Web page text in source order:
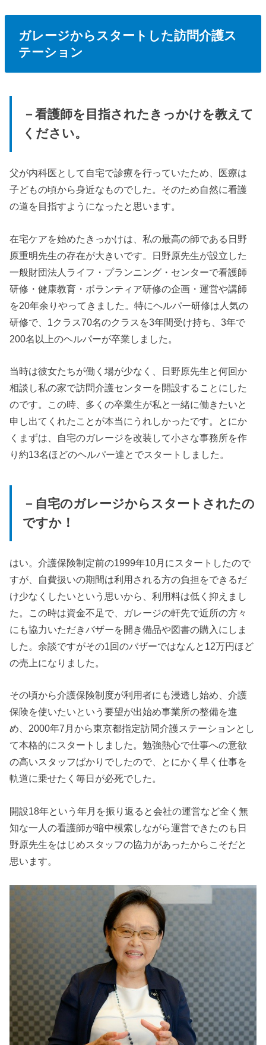
ガレージからスタートした訪問介護ス
テーション
－看護師を目指されたきっかけを教えて
ください。
父が内科医として自宅で診療を行っていたため、医療は
子どもの頃から身近なものでした。そのため自然に看護
の道を目指すようになったと思います。
在宅ケアを始めたきっかけは、私の最高の師である日野
原重明先生の存在が大きいです。日野原先生が設立した
一般財団法人ライフ・プランニング・センターで看護師
研修・健康教育・ボランティア研修の企画・運営や講師
を20年余りやってきました。特にヘルパー研修は人気の
研修で、1クラス70名のクラスを3年間受け持ち、3年で
200名以上のヘルパーが卒業しました。
当時は彼女たちが働く場が少なく、日野原先生と何回か
相談し私の家で訪問介護センターを開設することにした
のです。この時、多くの卒業生が私と一緒に働きたいと
申し出てくれたことが本当にうれしかったです。 とにか
くまずは、自宅のガレージを改装して小さな事務所を作
り約13名ほどのヘルパー達とでスタートしました。
－自宅のガレージからスタートされたの
ですか！
はい。介護保険制定前の1999年10月にスタートしたので
すが、自費扱いの期間は利用される方の負担をできるだ
け少なくしたいという思いから、利用料は低く抑えまし
た。 この時は資金不足で、ガレージの軒先で近所の方々
にも協力いただきバザーを開き備品や図書の購入にしま
した。余談ですがその1回のバザーではなんと12万円ほど
の売上になりました。
その頃から介護保険制度が利用者にも浸透し始め、介護
保険を使いたいという要望が出始め事業所の整備を進
め、2000年7月から東京都指定訪問介護ステーションとし
て本格的にスタートしました。勉強熱心で仕事への意欲
の高いスタッフばかりでしたので、とにかく早く仕事を
軌道に乗せたく毎日が必死でした。
開設18年という年月を振り返ると会社の運営など全く無
知な一人の看護師が暗中模索しながら運営できたのも日
野原先生をはじめスタッフの協力があったからこそだと
思います。